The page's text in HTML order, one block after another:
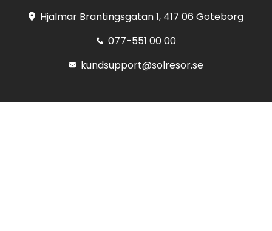
Hjalmar Brantingsgatan 1, 417 06 Göteborg
077-551 00 00
kundsupport@solresor.se